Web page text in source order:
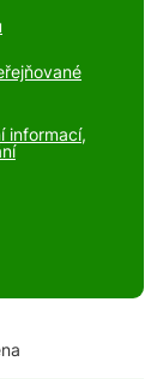
informací,